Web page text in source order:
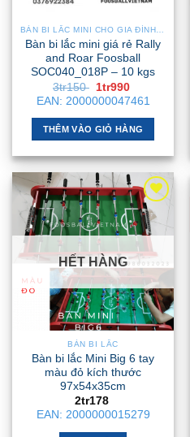
BÀN BI LẮC MINI CHO GIA ĐÌNH – NHỎ GỌN, GẬP GỌN, DỄ DI CHUYỂN
Bàn bi lắc mini giá rẻ Rally
and Roar Foosball
SOC040_018P – 10 kgs
3tr150
Giá
gốc
là:
3tr150 .
1tr990
hiện
tại
là:
1tr990 .
EAN: 2000000047461
THÊM VÀO GIỎ HÀNG
HẾT HÀNG
BÀN BI LẮC
Bàn bi lắc Mini Big 6 tay
màu đỏ kích thước
97x54x35cm
2tr178
EAN: 2000000015279